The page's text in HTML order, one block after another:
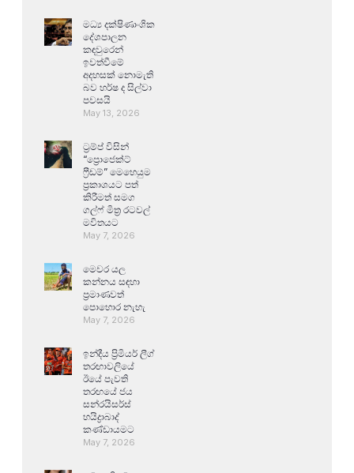
මධ්‍ය දක්ෂිණාංශික
දේශපාලන
කඳවුරෙන්
ඉවත්වීමේ
අදහසක් නොමැති
බව හර්ෂ ද සිල්වා
පවසයි
May 13, 2026
ට්‍රම්ප් විසින්
“ප්‍රොජෙක්ට්
ෆ්‍රීඩම්” මෙහෙයුම
ප්‍රකාශයට පත්
කිරීමත් සමග
ගල්ෆ් මිත්‍ර රටවල්
මවිතයට
May 7, 2026
මෙවර යල
කන්නය සඳහා
ප්‍රමාණවත්
පොහොර නැහැ
May 7, 2026
ඉන්දීය ප්‍රිමියර් ලීග්
තරඟාවලියේ
ඊයේ පැවති
තරඟයේ ජය
සන්රයිසර්ස්
හයිද්‍රාබාද්
කණ්ඩායමට
May 7, 2026